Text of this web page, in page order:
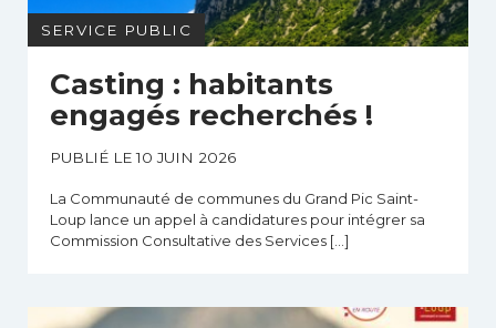
SERVICE PUBLIC
Casting : habitants
engagés recherchés !
PUBLIÉ LE 10 JUIN 2026
La Communauté de communes du Grand Pic Saint-
Loup lance un appel à candidatures pour intégrer sa
Commission Consultative des Services […]